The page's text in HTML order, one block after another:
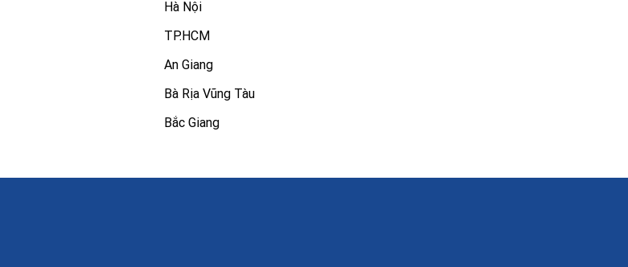
Hà Nội
TP.HCM
An Giang
Bà Rịa Vũng Tàu
Bắc Giang